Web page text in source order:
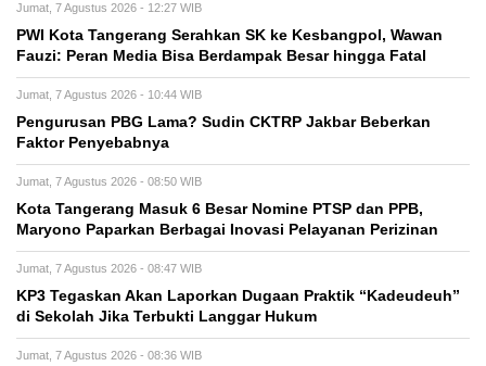
Jumat, 7 Agustus 2026 - 12:27 WIB
PWI Kota Tangerang Serahkan SK ke Kesbangpol, Wawan
Fauzi: Peran Media Bisa Berdampak Besar hingga Fatal
Jumat, 7 Agustus 2026 - 10:44 WIB
Pengurusan PBG Lama? Sudin CKTRP Jakbar Beberkan
Faktor Penyebabnya
Jumat, 7 Agustus 2026 - 08:50 WIB
Kota Tangerang Masuk 6 Besar Nomine PTSP dan PPB,
Maryono Paparkan Berbagai Inovasi Pelayanan Perizinan
Jumat, 7 Agustus 2026 - 08:47 WIB
KP3 Tegaskan Akan Laporkan Dugaan Praktik “Kadeudeuh”
di Sekolah Jika Terbukti Langgar Hukum
Jumat, 7 Agustus 2026 - 08:36 WIB